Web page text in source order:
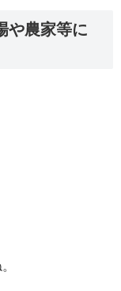
や農家等に